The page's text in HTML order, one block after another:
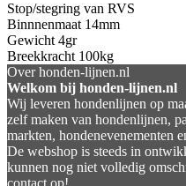
Stop/stegring van RVS
Binnnenmaat 14mm
Gewicht 4gr
Breekkracht 100kg
Over honden-lijnen.nl
Welkom bij honden-lijnen.nl
Wij leveren hondenlijnen op
zelf maken van hondenlijnen,
markten, hondenevenementen
De webshop is steeds in
kunnen nog niet volledig